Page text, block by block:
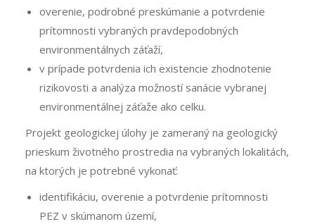
overenie, podrobné preskúmanie a potvrdenie
prítomnosti vybraných pravdepodobných
environmentálnych záťaží,
v prípade potvrdenia ich existencie zhodnotenie
rizikovosti a analýza možností sanácie vybranej
environmentálnej záťaže ako celku.
Projekt geologickej úlohy je zameraný na geologický
prieskum životného prostredia na vybraných lokalitách,
na ktorých je potrebné vykonať:
identifikáciu, overenie a potvrdenie prítomnosti
PEZ v skúmanom území,